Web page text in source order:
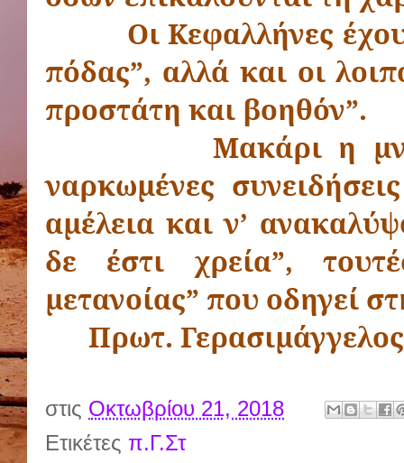
Οι Κεφαλλήνες
πόδας”, αλλά και οι
προστάτη και βοηθόν”.
Μακάρι η
ναρκωμένες
αμέλεια και ν’
δε έστι χρεία”,
μετανοίας” που οδηγεί
Πρωτ.
στις Οκτωβρίου 21, 2018
Ετικέτες π.Γ.Στ